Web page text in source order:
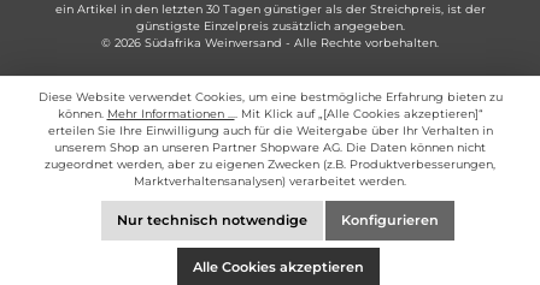
ein Artikel in den letzten 30 Tagen günstiger als der Streichpreis, ist der
günstigste Einzelpreis zusätzlich angegeben.
© 2026 Südafrika Weinversand - Alle Rechte vorbehalten.
Diese Website verwendet Cookies, um eine bestmögliche Erfahrung bieten zu
können. Mehr Informationen ...
. Mit Klick auf „[Alle Cookies akzeptieren]“
erteilen Sie Ihre Einwilligung auch für die Weitergabe über Ihr Verhalten in
unserem Shop an unseren Partner Shopware AG. Die Daten können nicht
zugeordnet werden, aber zu eigenen Zwecken (z.B. Produktverbesserungen,
Marktverhaltensanalysen) verarbeitet werden.
Nur technisch notwendige Konfigurieren
Alle Cookies akzeptieren